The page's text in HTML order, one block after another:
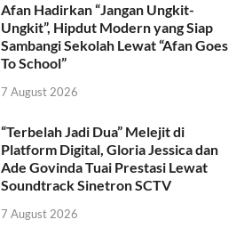
Afan Hadirkan “Jangan Ungkit-
Ungkit”, Hipdut Modern yang Siap
Sambangi Sekolah Lewat “Afan Goes
To School”
7 August 2026
“Terbelah Jadi Dua” Melejit di
Platform Digital, Gloria Jessica dan
Ade Govinda Tuai Prestasi Lewat
Soundtrack Sinetron SCTV
7 August 2026